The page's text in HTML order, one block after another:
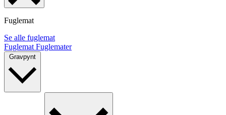
Fuglemat
Se alle fuglemat
Fuglemat Fuglemater